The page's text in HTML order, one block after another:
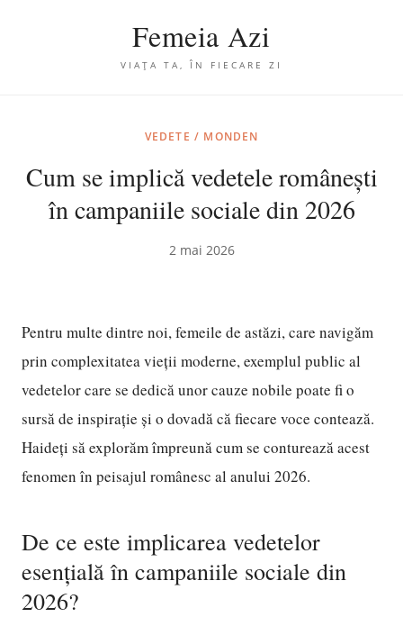
Femeia Azi
VIAȚA TA, ÎN FIECARE ZI
VEDETE / MONDEN
Cum se implică vedetele românești
în campaniile sociale din 2026
2 mai 2026
Pentru multe dintre noi, femeile de astăzi, care navigăm
prin complexitatea vieții moderne, exemplul public al
vedetelor care se dedică unor cauze nobile poate fi o
sursă de inspirație și o dovadă că fiecare voce contează.
Haideți să explorăm împreună cum se conturează acest
fenomen în peisajul românesc al anului 2026.
De ce este implicarea vedetelor
esențială în campaniile sociale din
2026?